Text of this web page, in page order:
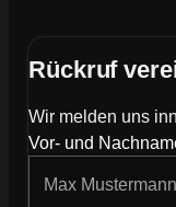
Rückruf
Wir melden uns
Wie können wir
Vor- und